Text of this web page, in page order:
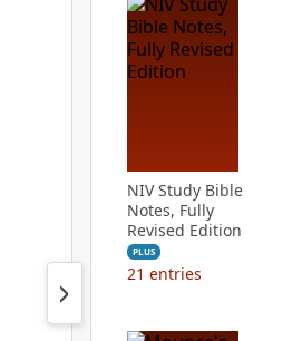
NIV Study Bible
Notes, Fully
Revised Edition
PLUS
21 entries